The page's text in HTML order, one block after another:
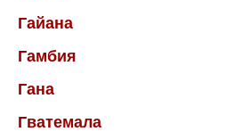
Гайана
Гамбия
Гана
Гватемала